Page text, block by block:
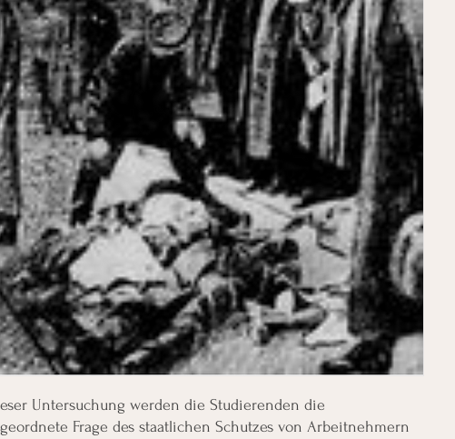
Untersuchung werden die Studierenden die
Frage des staatlichen Schutzes von Arbeitnehmern